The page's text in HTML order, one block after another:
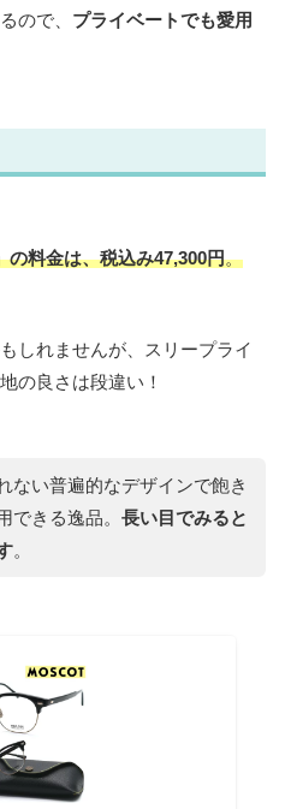
ので、 プライベートでも愛用
の料金は、税込み47,300円。
しれませんが、スリープライ
の良さは段違い！
ない普遍的なデザインで飽き
できる逸品。 長い目でみると
。